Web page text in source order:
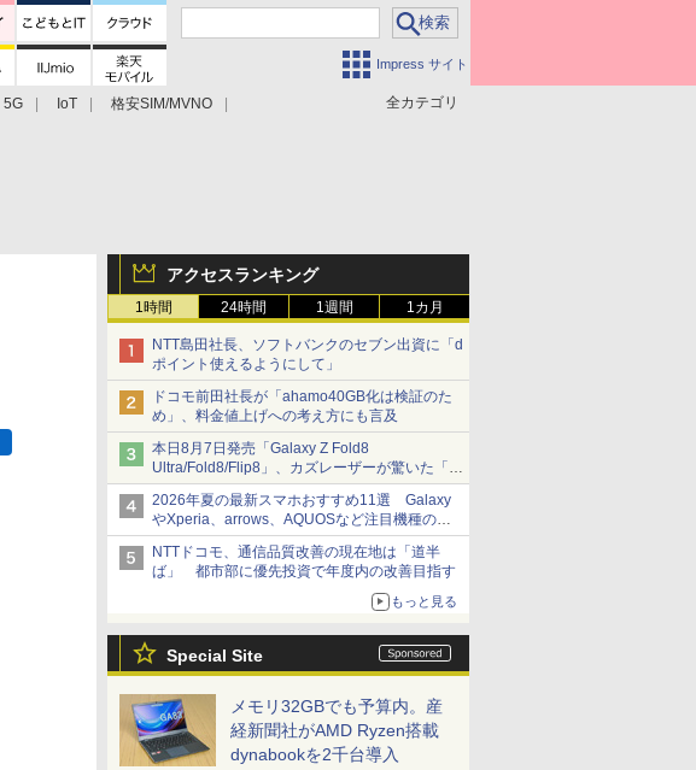
Impress サイト
全カテゴリ
5G IoT
格安SIM/MVNO
アクセスランキング
1時間 24時間 1週間 1カ月
NTT島田社長、ソフトバンクのセブン出資に「d
ポイント使えるようにして」
ドコモ前田社長が「ahamo40GB化は検証のた
め」、料金値上げへの考え方にも言及
本日8月7日発売「Galaxy Z Fold8
Ultra/Fold8/Flip8」、カズレーザーが驚いた「そ
ば屋のメニュー並みの薄さ」
2026年夏の最新スマホおすすめ11選 Galaxy
やXperia、arrows、AQUOSなど注目機種の特
徴は
NTTドコモ、通信品質改善の現在地は「道半
ば」 都市部に優先投資で年度内の改善目指す
もっと見る
Special Site
メモリ32GBでも予算内。産
経新聞社がAMD Ryzen搭載
dynabookを2千台導入